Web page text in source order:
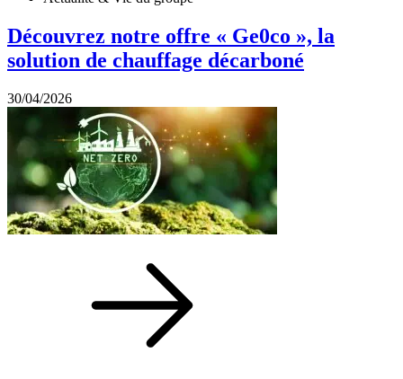
Découvrez notre offre « Ge0co », la
solution de chauffage décarboné
30/04/2026